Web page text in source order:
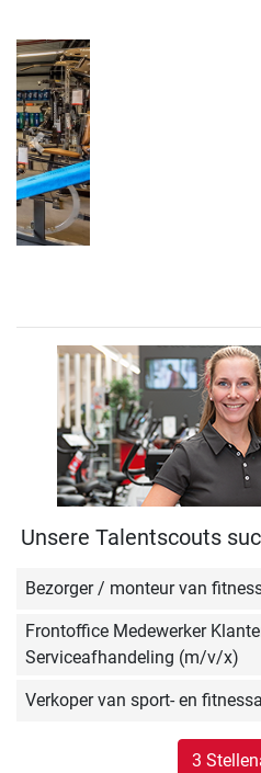
Previous
Unsere Talentscouts
Bezorger / monteur van
Frontoffice Medewerker
Serviceafhandeling (m/v/x)
Verkoper van sport- en
3